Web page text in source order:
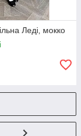
Леді, мокко